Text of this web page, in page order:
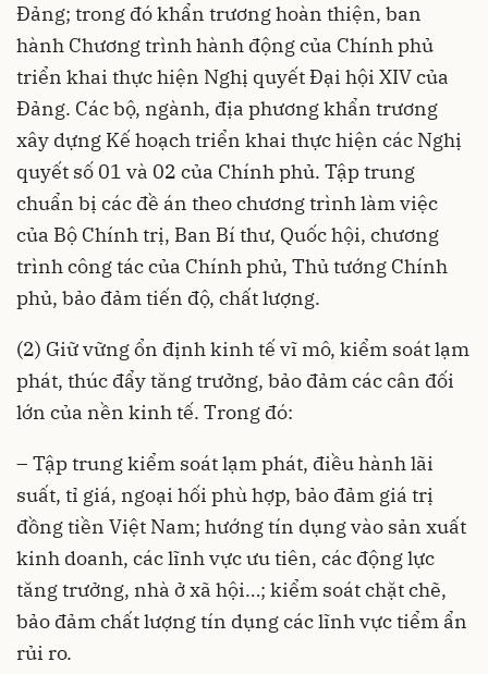
Đảng; trong đó khẩn trương hoàn thiện, ban
hành Chương trình hành động của Chính phủ
triển khai thực hiện Nghị quyết Đại hội XIV của
Đảng. Các bộ, ngành, địa phương khẩn trương
xây dựng Kế hoạch triển khai thực hiện các Nghị
quyết số 01 và 02 của Chính phủ. Tập trung
chuẩn bị các đề án theo chương trình làm việc
của Bộ Chính trị, Ban Bí thư, Quốc hội, chương
trình công tác của Chính phủ, Thủ tướng Chính
phủ, bảo đảm tiến độ, chất lượng.
(2) Giữ vững ổn định kinh tế vĩ mô, kiểm soát lạm
phát, thúc đẩy tăng trưởng, bảo đảm các cân đối
lớn của nền kinh tế. Trong đó:
– Tập trung kiểm soát lạm phát, điều hành lãi
suất, tỉ giá, ngoại hối phù hợp, bảo đảm giá trị
đồng tiền Việt Nam; hướng tín dụng vào sản xuất
kinh doanh, các lĩnh vực ưu tiên, các động lực
tăng trưởng, nhà ở xã hội…; kiểm soát chặt chẽ,
bảo đảm chất lượng tín dụng các lĩnh vực tiểm ẩn
rủi ro.